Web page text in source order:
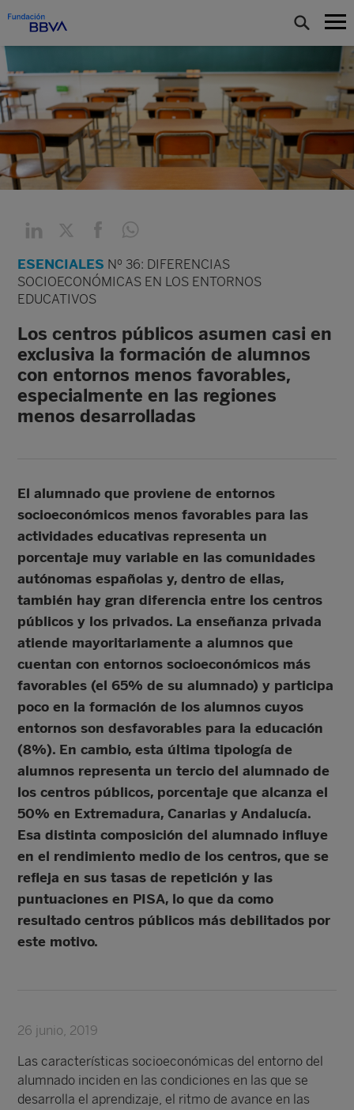
ESENCIALES Nº 36: DIFERENCIAS
SOCIOECONÓMICAS EN LOS ENTORNOS
EDUCATIVOS
Los centros públicos asumen casi en
exclusiva la formación de alumnos
con entornos menos favorables,
especialmente en las regiones
menos desarrolladas
El alumnado que proviene de entornos
socioeconómicos menos favorables para las
actividades educativas representa un
porcentaje muy variable en las comunidades
autónomas españolas y, dentro de ellas,
también hay gran diferencia entre los centros
públicos y los privados. La enseñanza privada
atiende mayoritariamente a alumnos que
cuentan con entornos socioeconómicos más
favorables (el 65% de su alumnado) y participa
poco en la formación de los alumnos cuyos
entornos son desfavorables para la educación
(8%). En cambio, esta última tipología de
alumnos representa un tercio del alumnado de
los centros públicos, porcentaje que alcanza el
50% en Extremadura, Canarias y Andalucía.
Esa distinta composición del alumnado influye
en el rendimiento medio de los centros, que se
refleja en sus tasas de repetición y las
puntuaciones en PISA, lo que da como
resultado centros públicos más debilitados por
este motivo.
26 junio, 2019
Las características socioeconómicas del entorno del
alumnado inciden en las condiciones en las que se
desarrolla el aprendizaje, el ritmo de avance en las